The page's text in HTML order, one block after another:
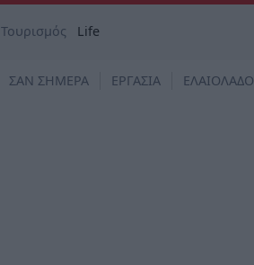
Τουρισμός Life
ΣΑΝ ΣΗΜΕΡΑ ΕΡΓΑΣΙΑ ΕΛΑΙΟΛΑΔΟ